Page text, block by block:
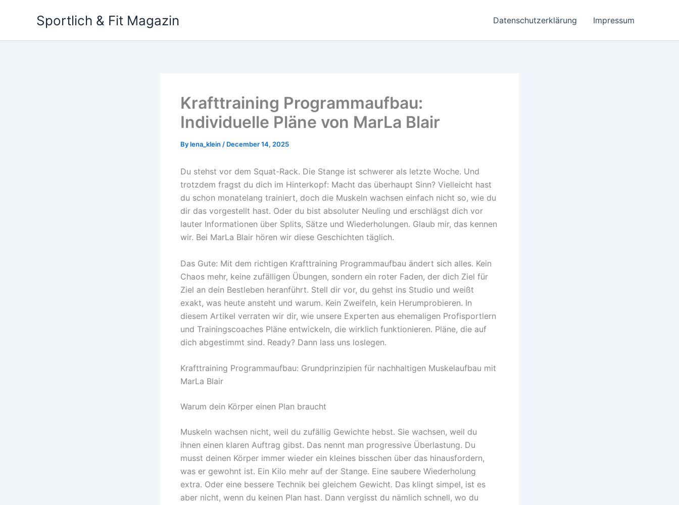
Sportlich & Fit Magazin Datenschutzerklärung Impressum
Krafttraining Programmaufbau:
Individuelle Pläne von MarLa Blair
Bylena_klein / December 14, 2025
Du stehst vor dem Squat-Rack. Die Stange ist schwerer als letzte Woche. Und
trotzdem fragst du dich im Hinterkopf: Macht das überhaupt Sinn? Vielleicht hast
du schon monatelang trainiert, doch die Muskeln wachsen einfach nicht so, wie du
dir das vorgestellt hast. Oder du bist absoluter Neuling und erschlägst dich vor
lauter Informationen über Splits, Sätze und Wiederholungen. Glaub mir, das kennen
wir. Bei MarLa Blair hören wir diese Geschichten täglich.
Das Gute: Mit dem richtigen Krafttraining Programmaufbau ändert sich alles. Kein
Chaos mehr, keine zufälligen Übungen, sondern ein roter Faden, der dich Ziel für
Ziel an dein Bestleben heranführt. Stell dir vor, du gehst ins Studio und weißt
exakt, was heute ansteht und warum. Kein Zweifeln, kein Herumprobieren. In
diesem Artikel verraten wir dir, wie unsere Experten aus ehemaligen Profisportlern
und Trainingscoaches Pläne entwickeln, die wirklich funktionieren. Pläne, die auf
dich abgestimmt sind. Ready? Dann lass uns loslegen.
Krafttraining Programmaufbau: Grundprinzipien für nachhaltigen Muskelaufbau mit
MarLa Blair
Warum dein Körper einen Plan braucht
Muskeln wachsen nicht, weil du zufällig Gewichte hebst. Sie wachsen, weil du
ihnen einen klaren Auftrag gibst. Das nennt man progressive Überlastung. Du
musst deinen Körper immer wieder ein kleines bisschen über das hinausfordern,
was er gewohnt ist. Ein Kilo mehr auf der Stange. Eine saubere Wiederholung
extra. Oder eine bessere Technik bei gleichem Gewicht. Das klingt simpel, ist es
aber nicht, wenn du keinen Plan hast. Dann vergisst du nämlich schnell, wo du